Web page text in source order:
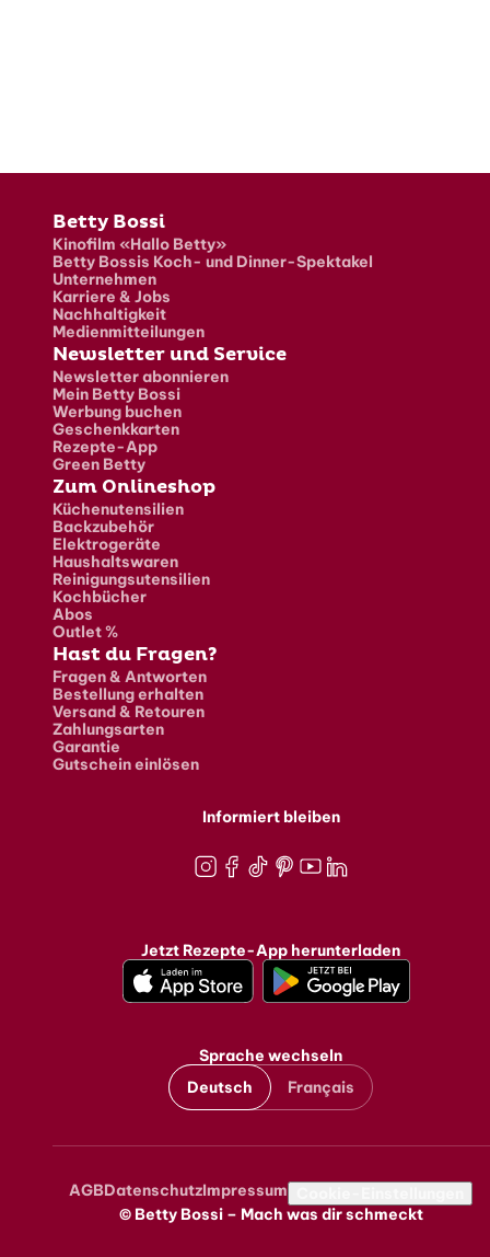
Fusszeile
Betty Bossi
Kinofilm «Hallo Betty»
Betty Bossis Koch- und Dinner-Spektakel
Unternehmen
Karriere & Jobs
Nachhaltigkeit
Medienmitteilungen
Newsletter und Service
Newsletter abonnieren
Mein Betty Bossi
Werbung buchen
Geschenkkarten
Rezepte-App
Green Betty
Zum Onlineshop
Küchenutensilien
Backzubehör
Elektrogeräte
Haushaltswaren
Reinigungsutensilien
Kochbücher
Abos
Outlet %
Hast du Fragen?
Fragen & Antworten
Bestellung erhalten
Versand & Retouren
Zahlungsarten
Garantie
Gutschein einlösen
Informiert bleiben
Jetzt Rezepte-App herunterladen
Sprache wechseln
Deutsch
Français
Metanavigation
AGBDatenschutzImpressum
© Betty Bossi – Mach was dir schmeckt